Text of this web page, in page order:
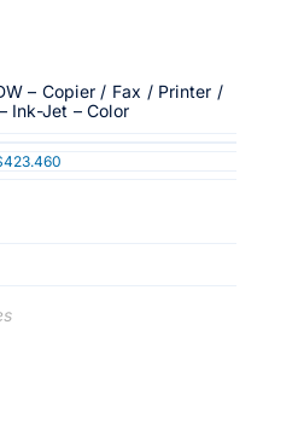
– Copier / Fax / Printer /
Ink-Jet – Color
423.460